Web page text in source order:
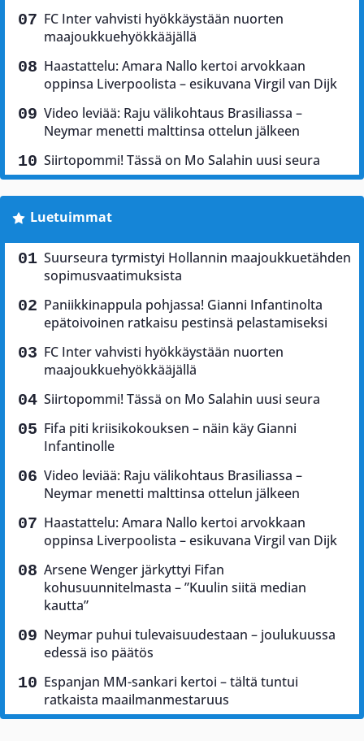
FC Inter vahvisti hyökkäystään nuorten
maajoukkuehyökkääjällä
Haastattelu: Amara Nallo kertoi arvokkaan
oppinsa Liverpoolista – esikuvana Virgil van Dijk
Video leviää: Raju välikohtaus Brasiliassa –
Neymar menetti malttinsa ottelun jälkeen
Siirtopommi! Tässä on Mo Salahin uusi seura
Luetuimmat
Suurseura tyrmistyi Hollannin maajoukkuetähden
sopimusvaatimuksista
Paniikkinappula pohjassa! Gianni Infantinolta
epätoivoinen ratkaisu pestinsä pelastamiseksi
FC Inter vahvisti hyökkäystään nuorten
maajoukkuehyökkääjällä
Siirtopommi! Tässä on Mo Salahin uusi seura
Fifa piti kriisikokouksen – näin käy Gianni
Infantinolle
Video leviää: Raju välikohtaus Brasiliassa –
Neymar menetti malttinsa ottelun jälkeen
Haastattelu: Amara Nallo kertoi arvokkaan
oppinsa Liverpoolista – esikuvana Virgil van Dijk
Arsene Wenger järkyttyi Fifan
kohusuunnitelmasta – ”Kuulin siitä median
kautta”
Neymar puhui tulevaisuudestaan – joulukuussa
edessä iso päätös
Espanjan MM-sankari kertoi – tältä tuntui
ratkaista maailmanmestaruus